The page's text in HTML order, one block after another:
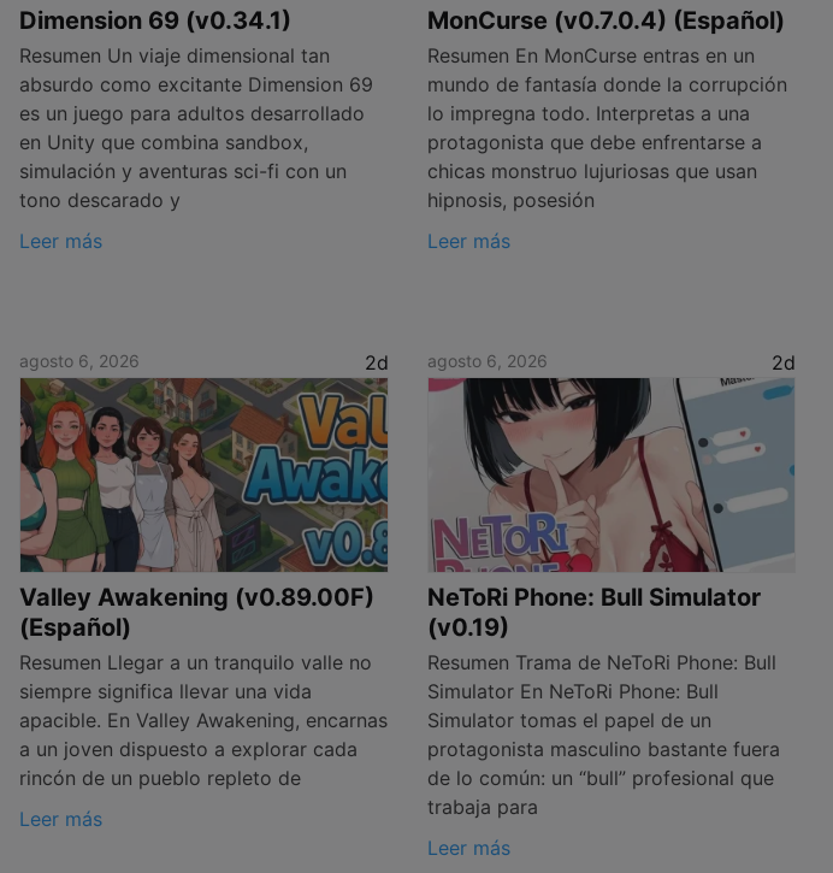
Dimension 69 (v0.34.1)
Resumen Un viaje dimensional tan
absurdo como excitante Dimension 69
es un juego para adultos desarrollado
en Unity que combina sandbox,
simulación y aventuras sci-fi con un
tono descarado y
Leer más
MonCurse (v0.7.0.4) (Español)
Resumen En MonCurse entras en un
mundo de fantasía donde la corrupción
lo impregna todo. Interpretas a una
protagonista que debe enfrentarse a
chicas monstruo lujuriosas que usan
hipnosis, posesión
Leer más
agosto 6, 2026 2d
Valley Awakening (v0.89.00F)
(Español)
Resumen Llegar a un tranquilo valle no
siempre significa llevar una vida
apacible. En Valley Awakening, encarnas
a un joven dispuesto a explorar cada
rincón de un pueblo repleto de
Leer más
agosto 6, 2026 2d
NeToRi Phone: Bull Simulator
(v0.19)
Resumen Trama de NeToRi Phone: Bull
Simulator En NeToRi Phone: Bull
Simulator tomas el papel de un
protagonista masculino bastante fuera
de lo común: un “bull” profesional que
trabaja para
Leer más